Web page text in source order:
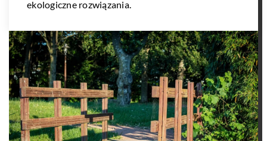
ekologiczne rozwiązania.